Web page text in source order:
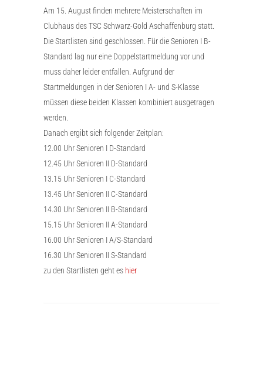
Am 15. August finden mehrere Meisterschaften im
Clubhaus des TSC Schwarz-Gold Aschaffenburg statt.
Die Startlisten sind geschlossen. Für die Senioren I B-
Standard lag nur eine Doppelstartmeldung vor und
muss daher leider entfallen. Aufgrund der
Startmeldungen in der Senioren I A- und S-Klasse
müssen diese beiden Klassen kombiniert ausgetragen
werden.
Danach ergibt sich folgender Zeitplan:
12.00 Uhr Senioren I D-Standard
12.45 Uhr Senioren II D-Standard
13.15 Uhr Senioren I C-Standard
13.45 Uhr Senioren II C-Standard
14.30 Uhr Senioren II B-Standard
15.15 Uhr Senioren II A-Standard
16.00 Uhr Senioren I A/S-Standard
16.30 Uhr Senioren II S-Standard
zu den Startlisten geht es hier